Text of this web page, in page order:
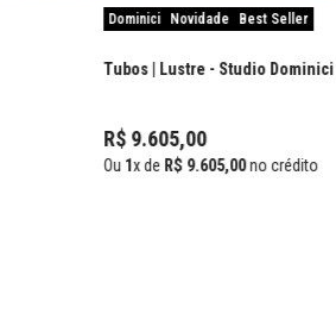
Dominici Novidade Best Seller
Tubos | Lustre - Studio Dominici
R$ 9.605,00
Ou 1x de R$ 9.605,00no crédito